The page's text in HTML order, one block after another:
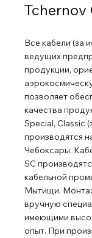
Tchernov
Все кабели (за
ведущих
продукции,
позволяет
качества
Special, Classic
производятся
Чебоксары.
SC
кабельной
Мытищи.
вручную
имеющими
опыт. При